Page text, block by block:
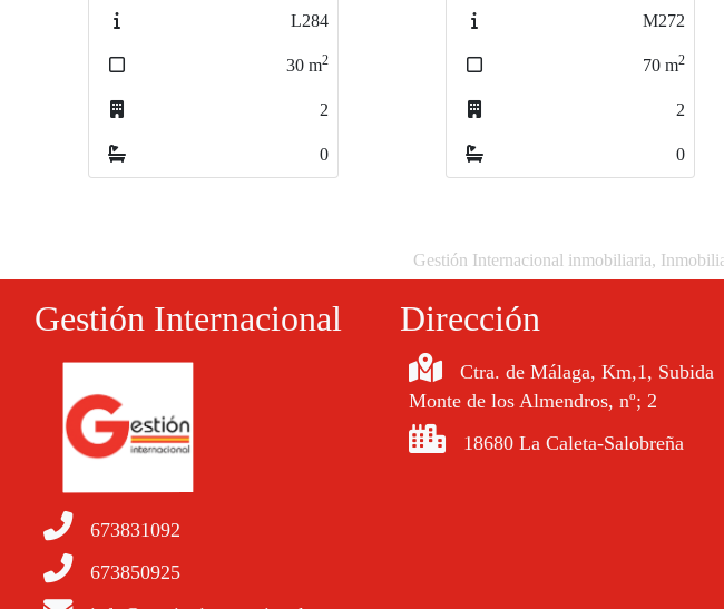
M272
70 m2
2
0
L534
90m2
2
0
Gestión Internacional inmobiliaria,
Gestión Internacional
673831092
673850925
Dirección
Ctra. de Málaga, Km,1, Subida
Monte de los Almendros, nº; 2
18680 La Caleta-Salobreña